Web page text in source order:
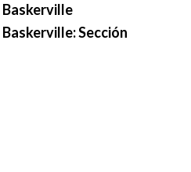
Baskerville
Sección